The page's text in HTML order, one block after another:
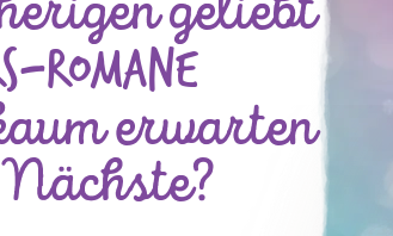
Romane
erwarten